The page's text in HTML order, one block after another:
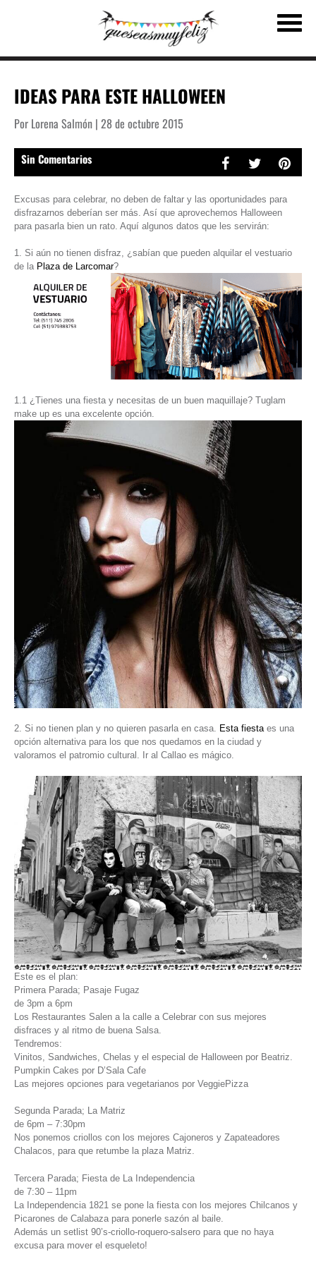
IDEAS PARA ESTE HALLOWEEN
Por Lorena Salmón | 28 de octubre 2015
Sin Comentarios
Excusas para celebrar, no deben de faltar y las oportunidades para
disfrazarnos deberían ser más. Así que aprovechemos Halloween
para pasarla bien un rato. Aquí algunos datos que les servirán:
1. Si aún no tienen disfraz, ¿sabían que pueden alquilar el vestuario
de la Plaza de Larcomar?
1.1 ¿Tienes una fiesta y necesitas de un buen maquillaje? Tuglam
make up es una excelente opción.
2. Si no tienen plan y no quieren pasarla en casa. Esta fiestaes una
opción alternativa para los que nos quedamos en la ciudad y
valoramos el patromio cultural. Ir al Callao es mágico.
Este es el plan:
Primera Parada; Pasaje Fugaz
de 3pm a 6pm
Los Restaurantes Salen a la calle a Celebrar con sus mejores
disfraces y al ritmo de buena Salsa.
Tendremos:
Vinitos, Sandwiches, Chelas y el especial de Halloween por Beatriz.
Pumpkin Cakes por D’Sala Cafe
Las mejores opciones para vegetarianos por VeggiePizza
Segunda Parada; La Matriz
de 6pm – 7:30pm
Nos ponemos criollos con los mejores Cajoneros y Zapateadores
Chalacos, para que retumbe la plaza Matriz.
Tercera Parada; Fiesta de La Independencia
de 7:30 – 11pm
La Independencia 1821 se pone la fiesta con los mejores Chilcanos y
Picarones de Calabaza para ponerle sazón al baile.
Además un setlist 90’s-criollo-roquero-salsero para que no haya
excusa para mover el esqueleto!